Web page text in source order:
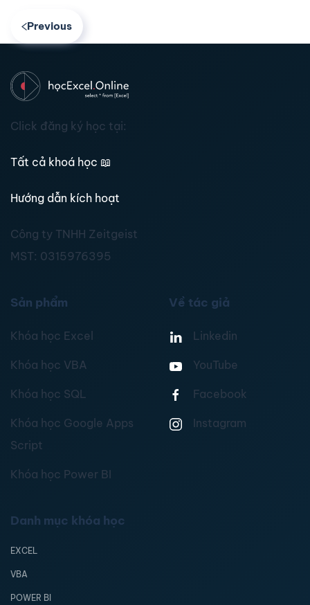
Previous
Click đăng ký học tại:
Tất cả khoá học 📖
Hướng dẫn kích hoạt
Công ty TNHH Zeitgeist
MST: 0315976395
Sản phẩm
Khóa học Excel
Khóa học VBA
Khóa học SQL
Khóa học Google Apps
Script
Khóa học Power BI
Về tác giả
Linkedin
YouTube
Facebook
Instagram
Danh mục khóa học
EXCEL
VBA
POWER BI